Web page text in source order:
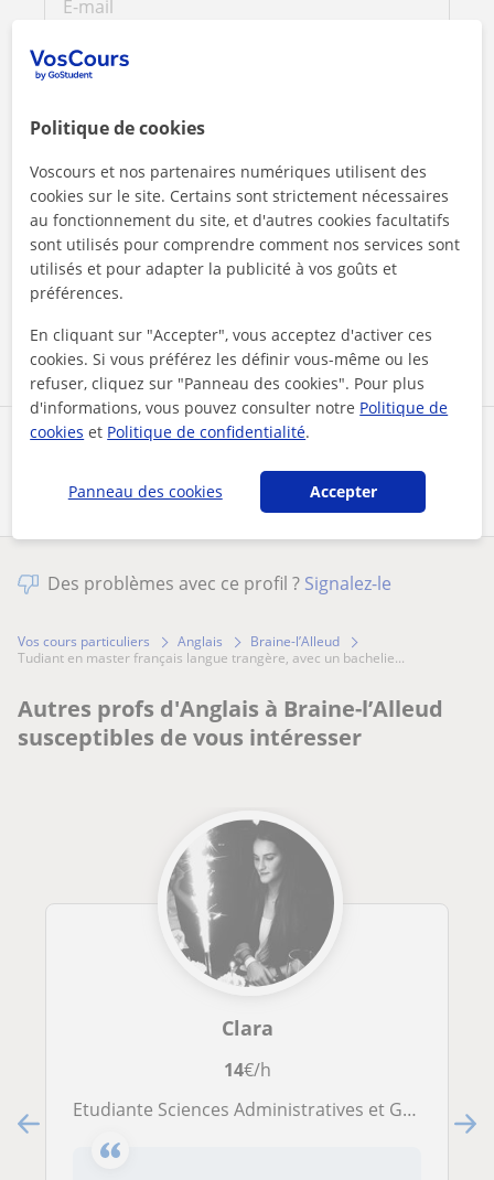
Partagez ce professeur
En cliquant sur l'un des deux boutons, vous acceptez nos
mentions légaleset deconfidentialité
Contacter maintenant
Des problèmes avec ce profil ? Signalez-le
Vos cours particuliers Anglais
Braine-l’Alleud
tudiant en master français langue trangère, avec un bachelie...
Autres profs d'Anglais à Braine-l’Alleud
susceptibles de vous intéresser
Clara
14€/h
Etudiante Sciences Administratives et Gestion Publique
Politique de cookies
Voscours et nos partenaires numériques utilisent des
cookies sur le site. Certains sont strictement nécessaires
au fonctionnement du site, et d'autres cookies facultatifs
sont utilisés pour comprendre comment nos services sont
utilisés et pour adapter la publicité à vos goûts et
préférences.
En cliquant sur "Accepter", vous acceptez d'activer ces
cookies. Si vous préférez les définir vous-même ou les
refuser, cliquez sur "Panneau des cookies". Pour plus
d'informations, vous pouvez consulter notre Politique de
cookies et Politique de confidentialité.
Panneau des cookies Accepter